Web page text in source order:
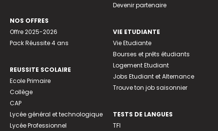
NOS OFFRES
Offre 2025-2026
Pack Réussite 4 ans
REUSSITE SCOLAIRE
Ecole Primaire
Collège
CAP
Lycée général et technologique
Lycée Professionnel
Devenir partenaire
VIE ETUDIANTE
Vie Etudiante
Bourses et prêts étudiants
Logement Etudiant
Jobs Etudiant et Alternance
Trouve ton job saisonnier
TESTS DE LANGUES
TFI